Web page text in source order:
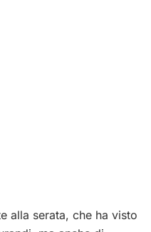
alla serata, che ha visto